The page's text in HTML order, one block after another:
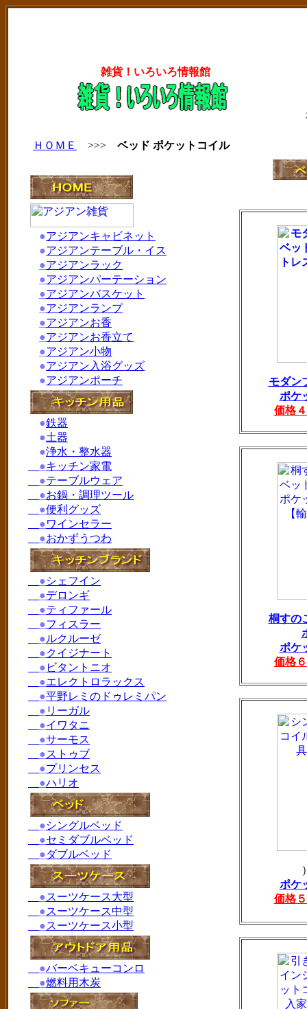
雑貨！いろいろ情報館
ＨＯＭＥ >>> ベッド ポケットコイル
モダン
ポケ
価格
桐すの
ポケ
価格
ポケ
価格
●アジアンキャビネット
●アジアンテーブル・イス
●アジアンラック
●アジアンパーテーション
●アジアンバスケット
●アジアンランプ
●アジアンお香
●アジアンお香立て
●アジアン小物
●アジアン入浴グッズ
●アジアンポーチ
●鉄器
●土器
●浄水・整水器
●キッチン家電
●テーブルウェア
●お鍋・調理ツール
●便利グッズ
●ワインセラー
●おかずうつわ
●シェフイン
●デロンギ
●ティファール
●フィスラー
●ルクルーゼ
●クイジナート
● ビタントニオ
●エレクトロラックス
●平野レミのドゥレミパン
● リーガル
●イワタニ
●サーモス
●ストゥブ
●プリンセス
●ハリオ
●シングルベッド
●セミダブルベッド
●ダブルベッド
●スーツケース大型
●スーツケース中型
●スーツケース小型
●バーベキューコンロ
●燃料用木炭